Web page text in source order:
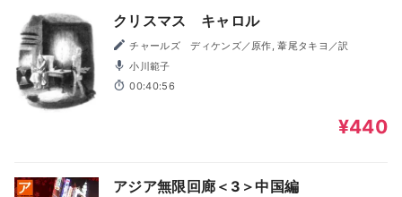
クリスマス キャロル
チャールズ ディケンズ／原作, 葦尾タキヨ／訳
小川範子
00:40:56
¥440
アジア無限回廊＜3＞中国編